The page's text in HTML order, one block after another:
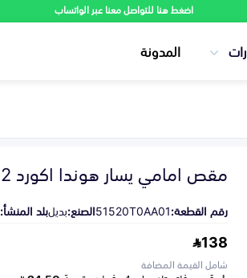
اضغط هنا للتواصل معنا عبر الواتساب
المدونة
مقص امامي يسار هوندا اكورد 2012
رقم القطعة:51520T0AA01الصنع:بديلبلد المنشأ:
138
شامل القيمة المضافة